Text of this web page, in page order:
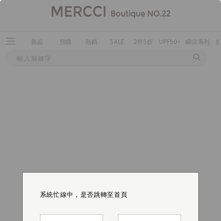
新品 預購 熱銷 SALE 2件5折 UPF50+ 瞬涼系列
系統忙線中，是否跳轉至首頁
系統忙線中，是否跳轉至首頁
系統忙線中，是否跳轉至首頁
系統忙線中，是否跳轉至首頁
系統忙線中，是否跳轉至首頁